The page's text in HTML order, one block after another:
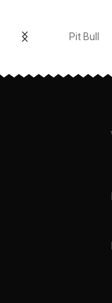
Pit Bull